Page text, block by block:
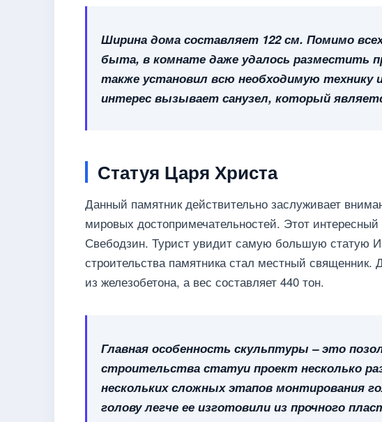
Ширина дома составляет 122 см. Помимо
быта, в комнате даже удалось разместить
также установил всю необходимую технику
интерес вызывает санузел, который
Статуя Царя Христа
Данный памятник действительно заслуживает
мировых достопримечательностей. Этот
Свебодзин. Турист увидит самую большую статую
строительства памятника стал местный священник.
из железобетона, а вес составляет 440 тон.
Главная особенность скульптуры – это
строительства статуи проект несколько
нескольких сложных этапов монтирования
голову легче ее изготовили из прочного